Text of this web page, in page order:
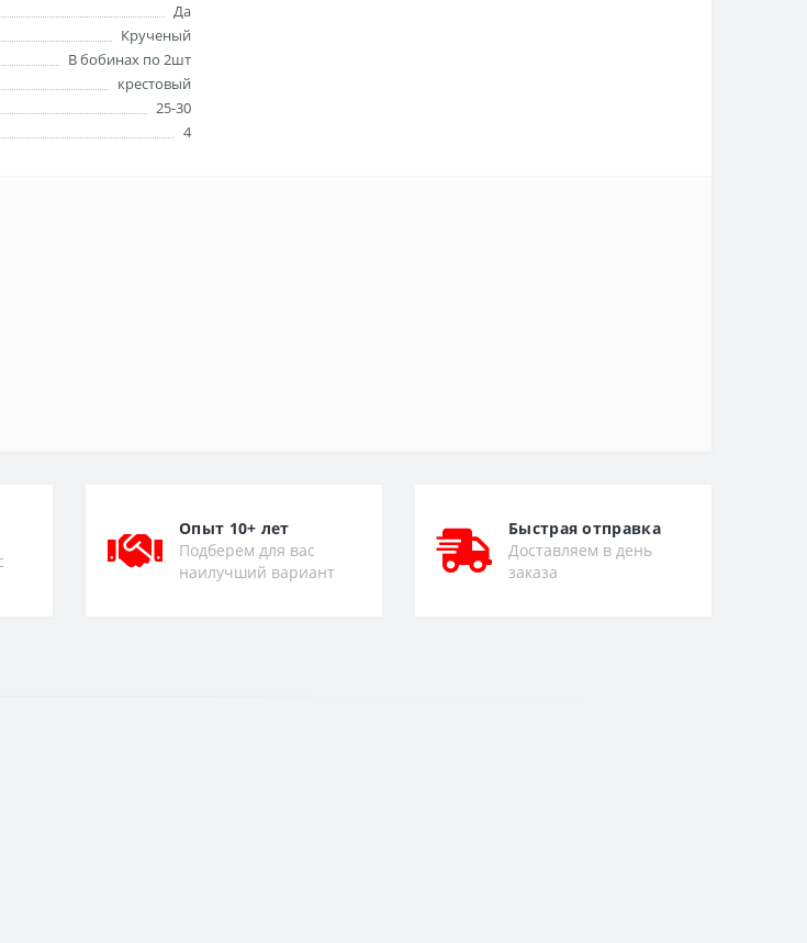
Да
Крученый
В бобинах по 2шт
крестовый
25-30
4
Опыт 10+ лет
Подберем для вас
наилучший вариант
Быстрая отправка
Доставляем в день
заказа